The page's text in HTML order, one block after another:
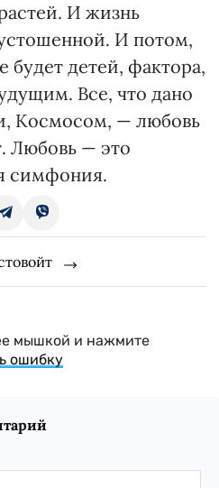
И жизнь
И потом,
будет детей, фактора,
Все, что дано
Космосом, — любовь
Любовь — это
симфония.
мышкой и нажмите
ошибку